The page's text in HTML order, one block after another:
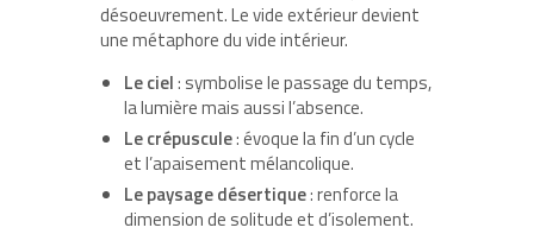
désoeuvrement. Le vide extérieur devient
une métaphore du vide intérieur.
Le ciel: symbolise le passage du temps,
la lumière mais aussi l’absence.
Le crépuscule: évoque la fin d’un cycle
et l’apaisement mélancolique.
Le paysage désertique: renforce la
dimension de solitude et d’isolement.